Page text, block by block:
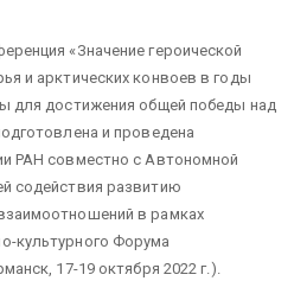
«Значение героической
и арктических конвоев в годы
для достижения общей победы над
и проведена
РАН совместно с Автономной
содействия развитию
в рамках
культурного Форума
17-19 октября 2022 г.).